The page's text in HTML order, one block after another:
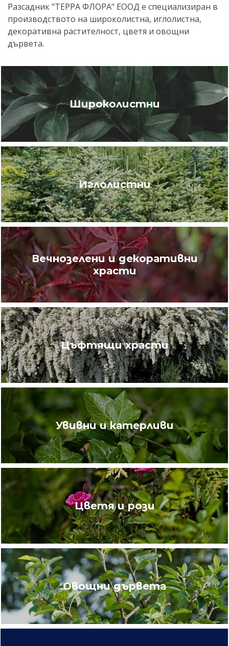
Разсадник "ТЕРРА ФЛОРА" ЕООД е специализиран в
производството на широколистна, иглолистна,
декоративна растителност, цветя и овощни
дървета.
Широколистни
Иглолистни
Вечнозелени и декоративни
храсти
Цъфтящи храсти
Увивни и катерливи
Цветя и рози
Овощни дървета